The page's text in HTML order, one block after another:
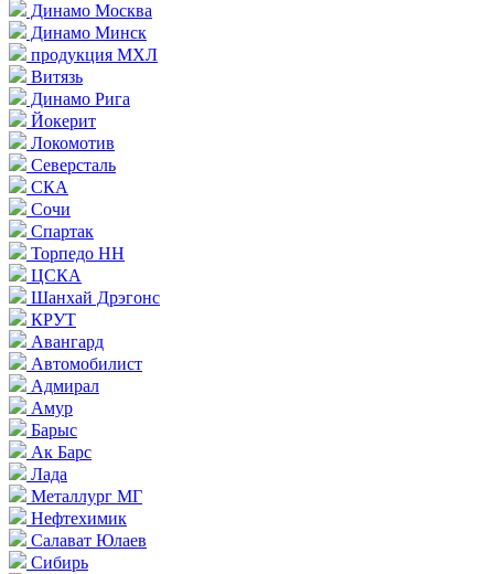
Динамо Москва
Динамо Минск
продукция МХЛ
Витязь
Динамо Рига
Йокерит
Локомотив
Северсталь
СКА
Сочи
Спартак
Торпедо НН
ЦСКА
Шанхай Дрэгонс
КРУТ
Авангард
Автомобилист
Адмирал
Амур
Барыс
Ак Барс
Лада
Металлург МГ
Нефтехимик
Салават Юлаев
Сибирь